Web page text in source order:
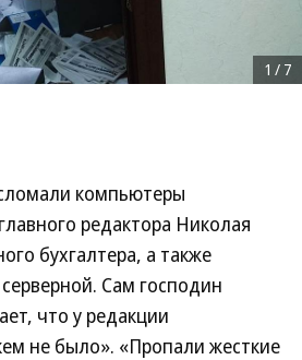
1 / 7
компьютеры
редактора Николая
бухгалтера, а также
Сам господин
что у редакции
не было». «Пропали жесткие